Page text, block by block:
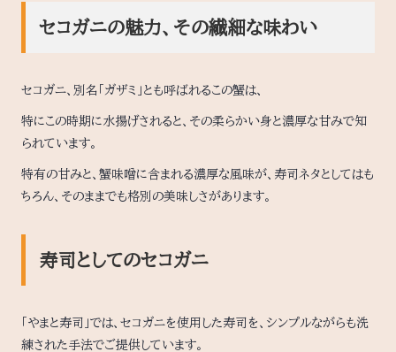
セコガニの魅力、その繊細な味わい
セコガニ、別名「ガザミ」とも呼ばれるこの蟹は、
特にこの時期に水揚げされると、その柔らかい身と濃厚な甘みで知
られています。
特有の甘みと、蟹味噌に含まれる濃厚な風味が、寿司ネタとしてはも
ちろん、そのままでも格別の美味しさがあります。
寿司としてのセコガニ
「やまと寿司」では、セコガニを使用した寿司を、シンプルながらも洗
練された手法でご提供しています。